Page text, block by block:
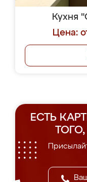
Кухня
Цена:
ЕСТЬ